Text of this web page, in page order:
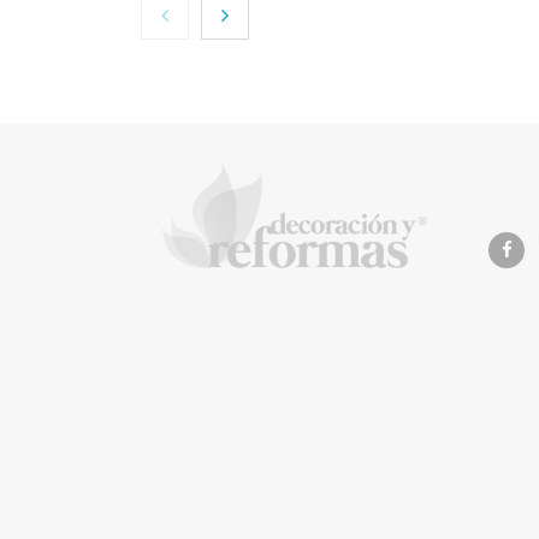
diseño que
de